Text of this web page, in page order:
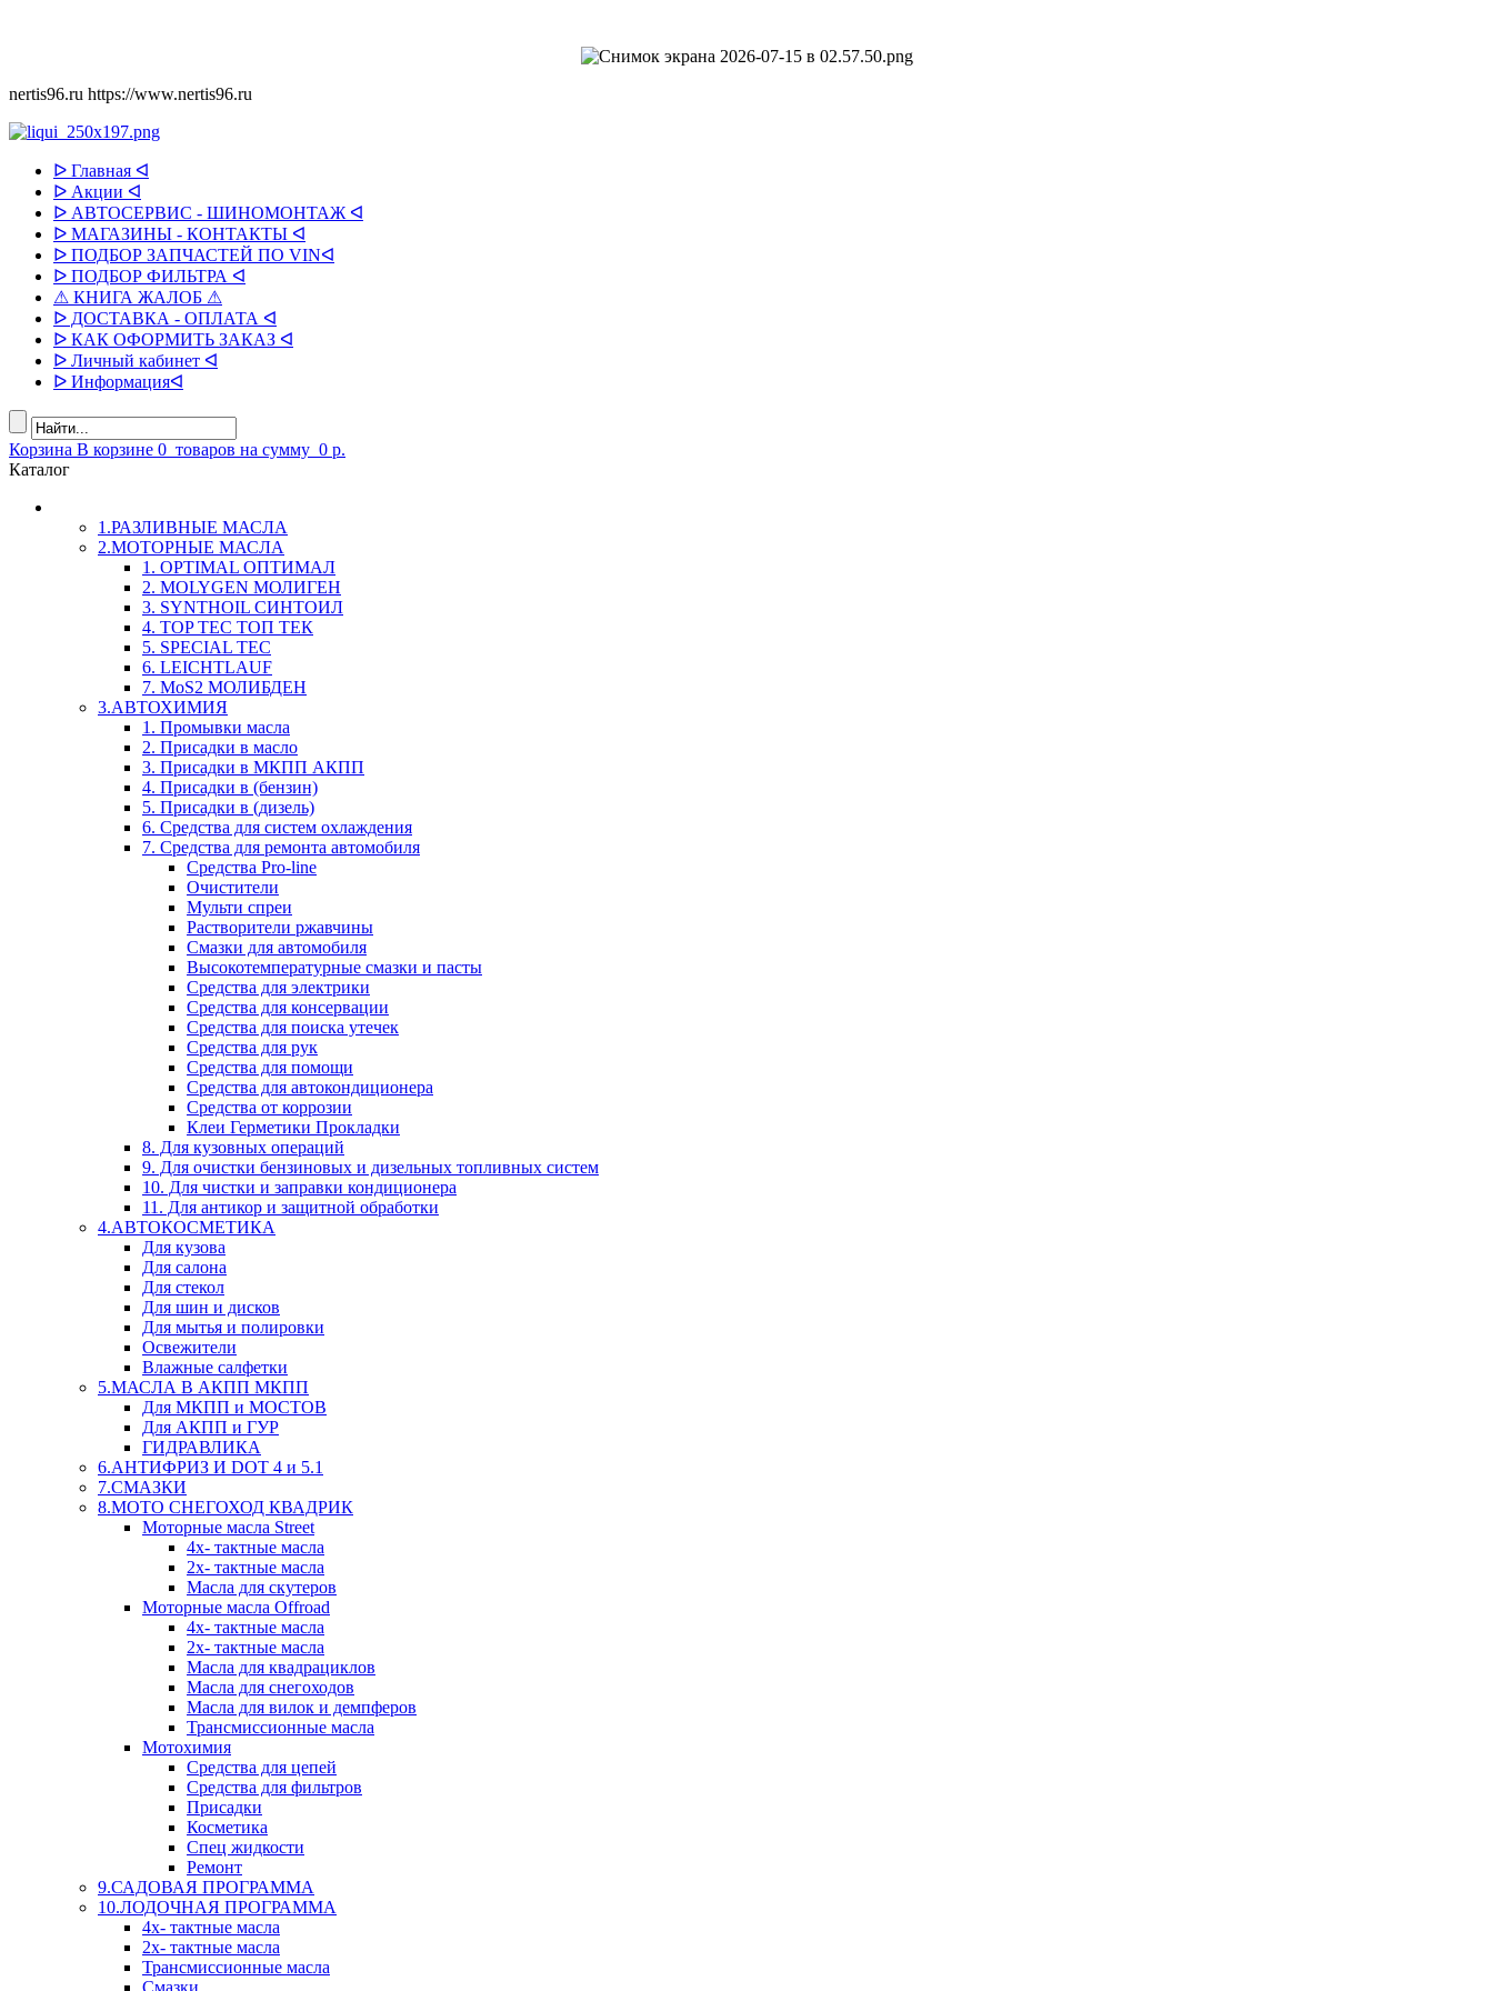
nertis96.ru https://www.nertis96.ru
ᐅ Главная ᐊ
ᐅ Акции ᐊ
ᐅ АВТОСЕРВИС - ШИНОМОНТАЖ ᐊ
ᐅ МАГАЗИНЫ - КОНТАКТЫ ᐊ
ᐅ ПОДБОР ЗАПЧАСТЕЙ ПО VINᐊ
ᐅ ПОДБОР ФИЛЬТРА ᐊ
⚠ КНИГА ЖАЛОБ ⚠
ᐅ ДОСТАВКА - ОПЛАТА ᐊ
ᐅ КАК ОФОРМИТЬ ЗАКАЗ ᐊ
ᐅ Личный кабинет ᐊ
ᐅ Информацияᐊ
Корзина В корзине 0 товаров на сумму 0 р.
Каталог
1.РАЗЛИВНЫЕ МАСЛА
2.МОТОРНЫЕ МАСЛА
1. OPTIMAL ОПТИМАЛ
2. MOLYGEN МОЛИГЕН
3. SYNTHOIL СИНТОИЛ
4. TOP TEC ТОП ТЕК
5. SPECIAL TEC
6. LEICHTLAUF
7. MoS2 МОЛИБДЕН
3.АВТОХИМИЯ
1. Промывки масла
2. Присадки в масло
3. Присадки в МКПП АКПП
4. Присадки в (бензин)
5. Присадки в (дизель)
6. Средства для систем охлаждения
7. Средства для ремонта автомобиля
Средства Pro-line
Очистители
Мульти спреи
Растворители ржавчины
Смазки для автомобиля
Высокотемпературные смазки и пасты
Средства для электрики
Средства для консервации
Средства для поиска утечек
Средства для рук
Средства для помощи
Средства для автокондиционера
Средства от коррозии
Клеи Герметики Прокладки
8. Для кузовных операций
9. Для очистки бензиновых и дизельных топливных систем
10. Для чистки и заправки кондиционера
11. Для антикор и защитной обработки
4.АВТОКОСМЕТИКА
Для кузова
Для салона
Для стекол
Для шин и дисков
Для мытья и полировки
Освежители
Влажные салфетки
5.МАСЛА В АКПП МКПП
Для МКПП и МОСТОВ
Для АКПП и ГУР
ГИДРАВЛИКА
6.АНТИФРИЗ И DOT 4 и 5.1
7.СМАЗКИ
8.МОТО СНЕГОХОД КВАДРИК
Моторные масла Street
4х- тактные масла
2х- тактные масла
Масла для скутеров
Моторные масла Offroad
4х- тактные масла
2х- тактные масла
Масла для квадрациклов
Масла для снегоходов
Масла для вилок и демпферов
Трансмиссионные масла
Мотохимия
Средства для цепей
Средства для фильтров
Присадки
Косметика
Спец жидкости
Ремонт
9.САДОВАЯ ПРОГРАММА
10.ЛОДОЧНАЯ ПРОГРАММА
4х- тактные масла
2х- тактные масла
Трансмиссионные масла
Смазки